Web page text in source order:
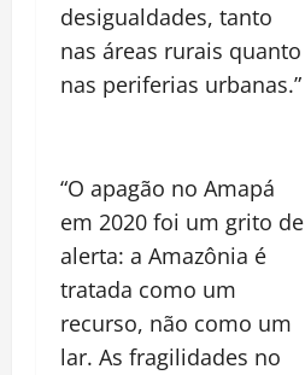
desigualdades, tanto
nas áreas rurais quanto
nas periferias urbanas.”
“O apagão no Amapá
em 2020 foi um grito de
alerta: a Amazônia é
tratada como um
recurso, não como um
lar. As fragilidades no